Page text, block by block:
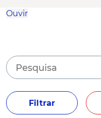
Ouvir
Filtrar